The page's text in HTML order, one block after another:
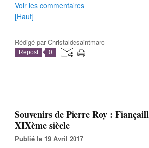
Voir les commentaires
[Haut]
Rédigé parChristaldesaintmarc
Repost 0
Souvenirs de Pierre Roy :
XIXème siècle
Publié le 19 Avril 2017